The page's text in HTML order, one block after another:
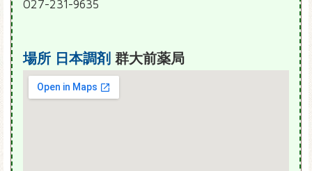
027-231-9635
場所 日本調剤 群大前薬局